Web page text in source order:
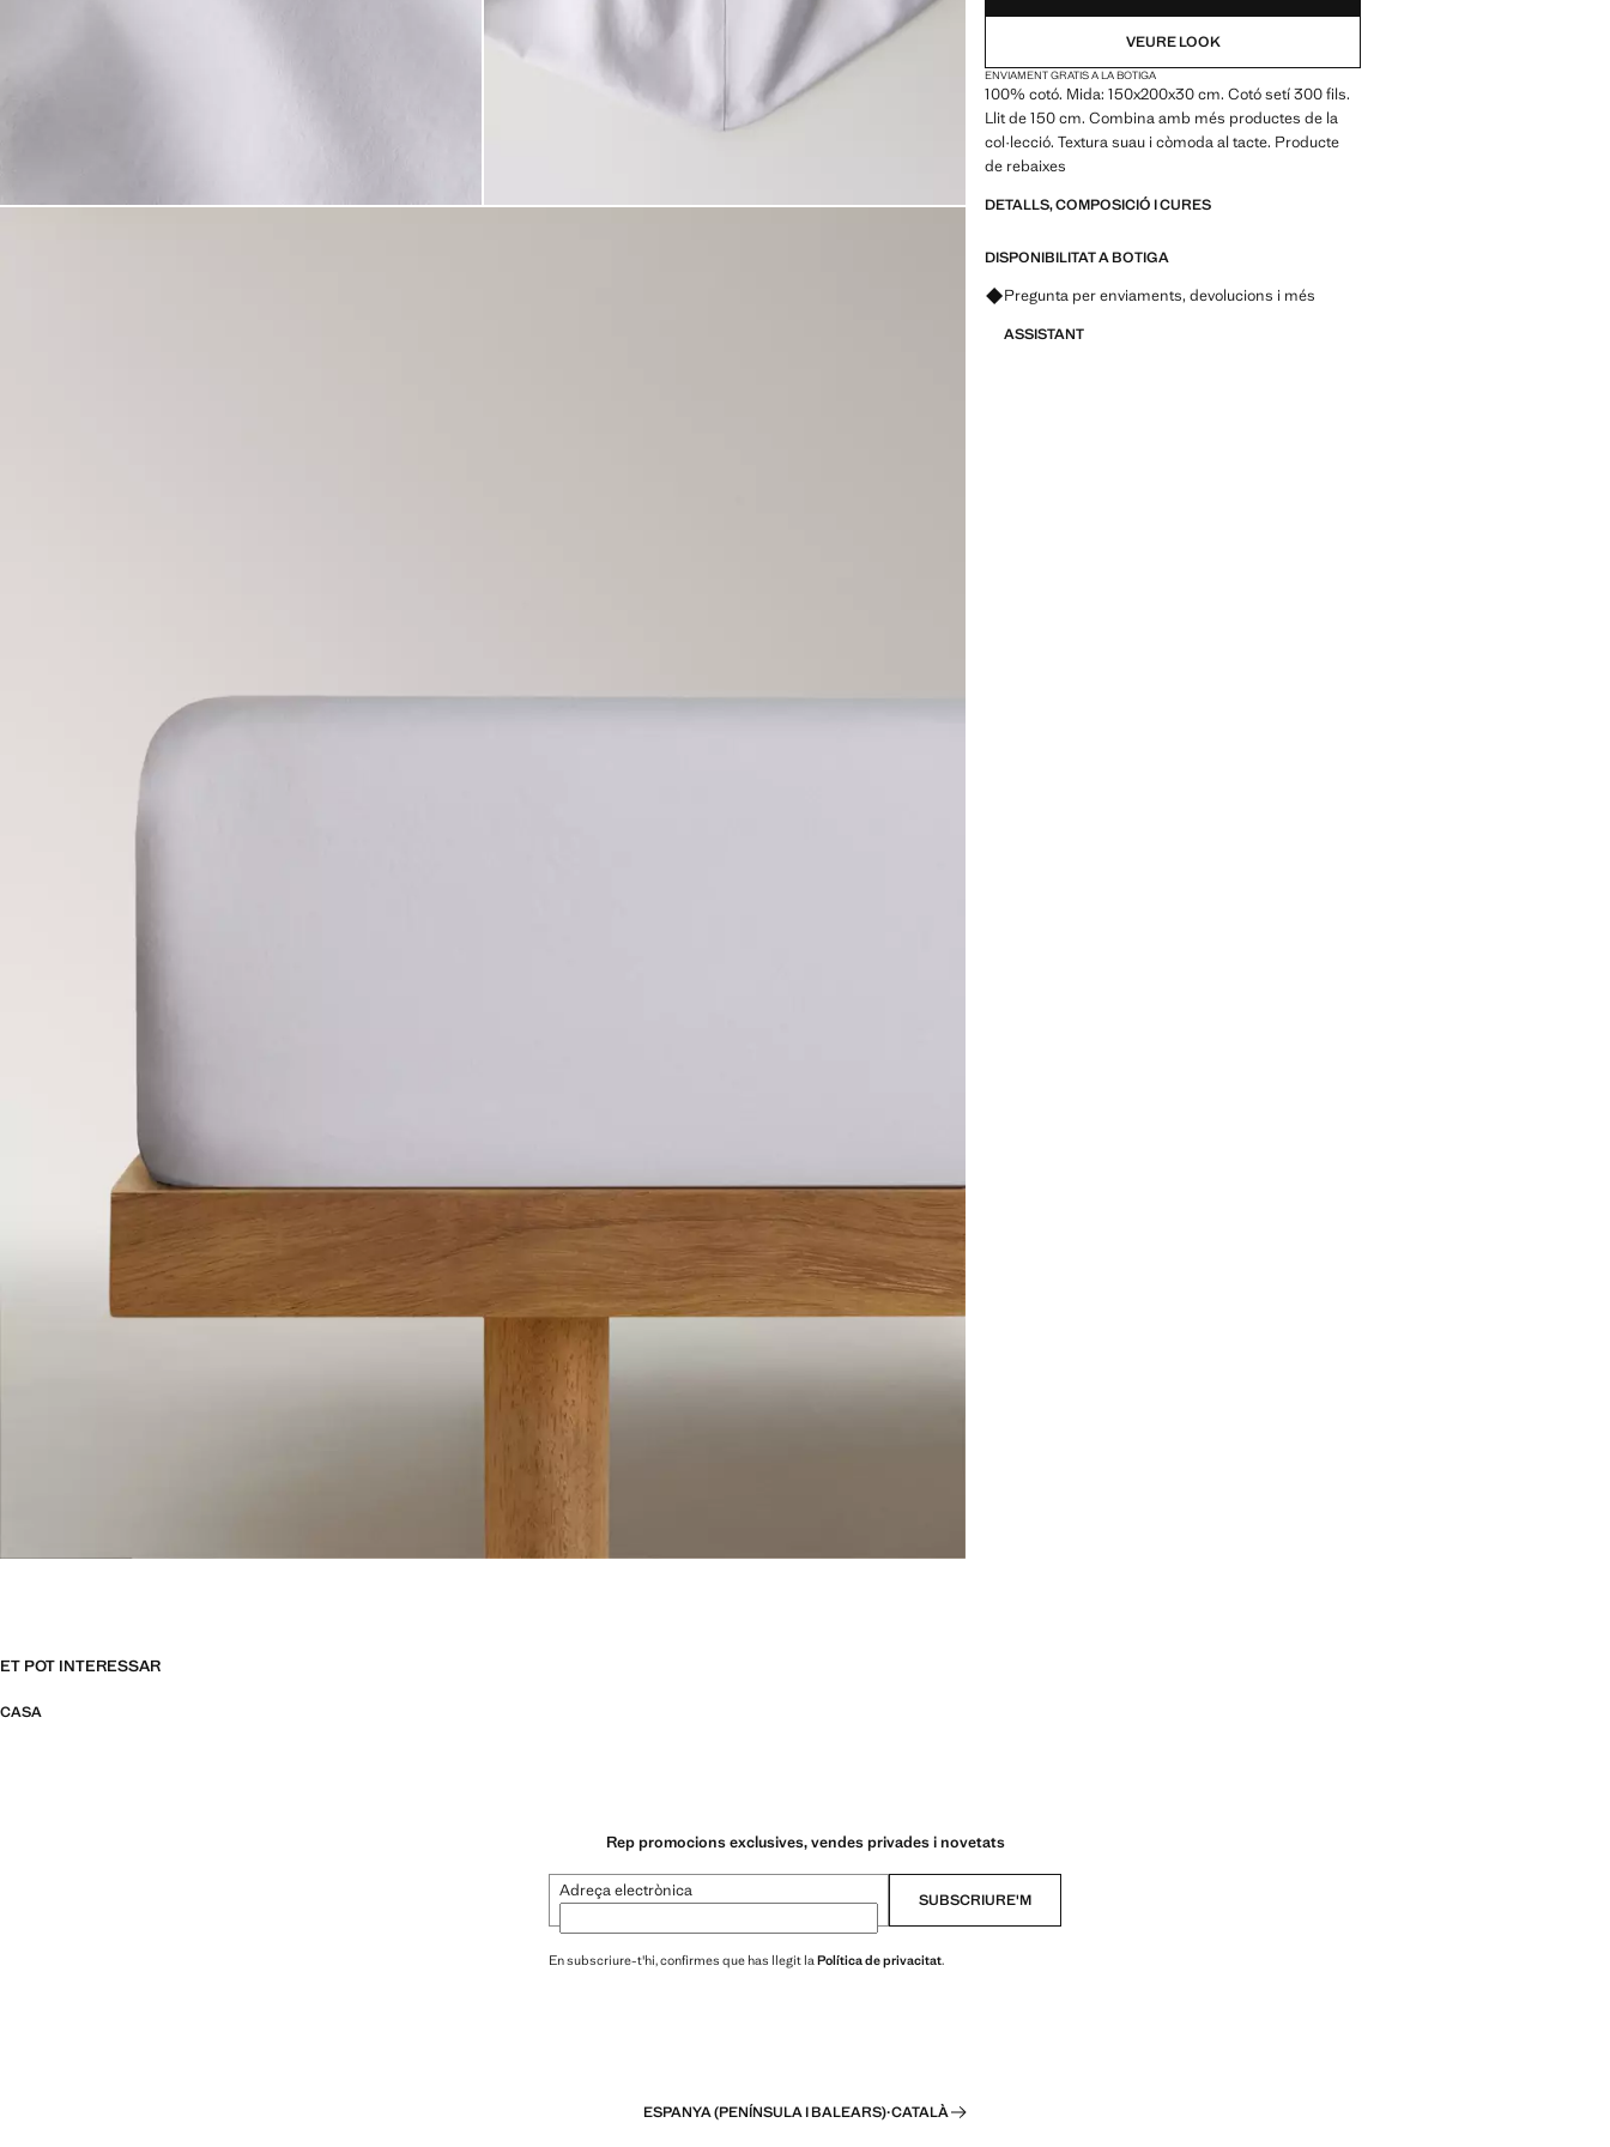
VEURE LOOK
ENVIAMENT GRATIS A LA BOTIGA
100% cotó. Mida: 150x200x30 cm. Cotó setí 300 fils.
Llit de 150 cm. Combina amb més productes de la
col·lecció. Textura suau i còmoda al tacte. Producte
de rebaixes
DETALLS, COMPOSICIÓ I CURES
DISPONIBILITAT A BOTIGA
Pregunta per enviaments, devolucions i més
ASSISTANT
ET POT INTERESSAR
CASA
Rep promocions exclusives, vendes privades i novetats
Adreça electrònica SUBSCRIURE'M
En subscriure-t'hi, confirmes que has llegit la Política de privacitat.
ESPANYA (PENÍNSULA I BALEARS)·CATALÀ